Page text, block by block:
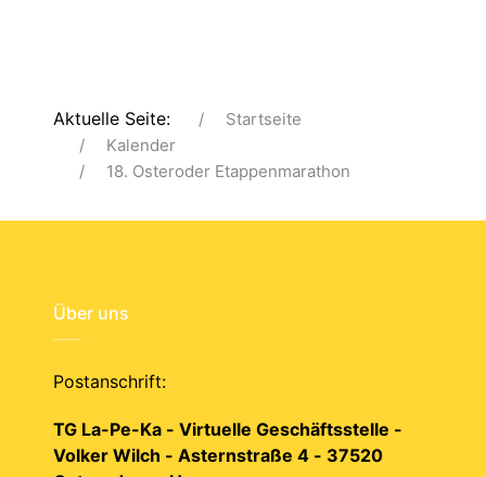
Aktuelle Seite:
Startseite
Kalender
18. Osteroder Etappenmarathon
Über uns
Postanschrift:
TG La-Pe-Ka - Virtuelle Geschäftsstelle -
Volker Wilch - Asternstraße 4 - 37520